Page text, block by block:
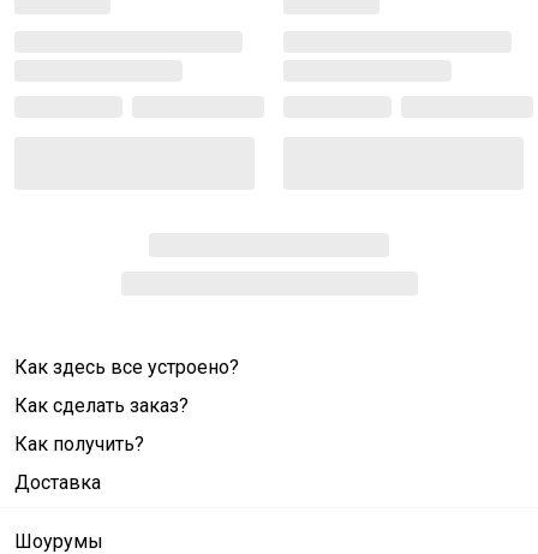
Как здесь все устроено?
Как сделать заказ?
Как получить?
Доставка
Шоурумы